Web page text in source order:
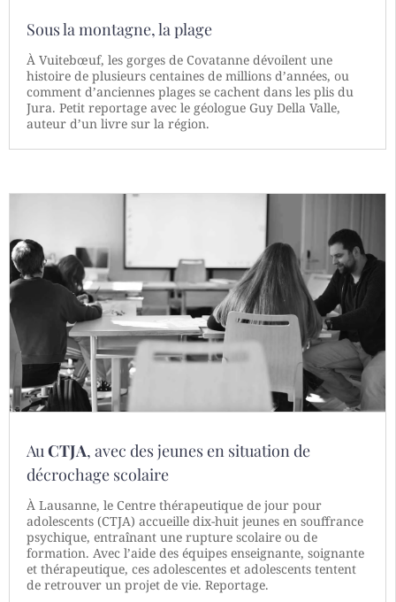
Sous la montagne, la plage
À Vuitebœuf, les gorges de Covatanne dévoilent une
histoire de plusieurs centaines de millions d’années, ou
comment d’anciennes plages se cachent dans les plis du
Jura. Petit reportage avec le géologue Guy Della Valle,
auteur d’un livre sur la région.
AuCTJA, avec des jeunes en situation de
décrochage scolaire
À Lausanne, le Centre thérapeutique de jour pour
adolescents (CTJA) accueille dix-huit jeunes en souffrance
psychique, entraînant une rupture scolaire ou de
formation. Avec l’aide des équipes enseignante, soignante
et thérapeutique, ces adolescentes et adolescents tentent
de retrouver un projet de vie. Reportage.